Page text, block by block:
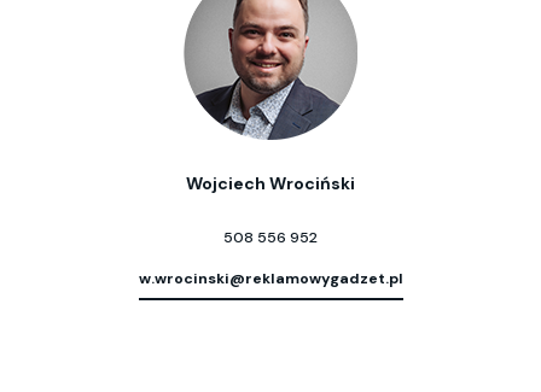
Wojciech Wrociński
508 556 952
w.wrocinski@reklamowygadzet.pl